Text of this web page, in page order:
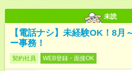
未読
【電話ナシ】未経験OK！8月
ー事務！
契約社員 WEB登録・面接OK